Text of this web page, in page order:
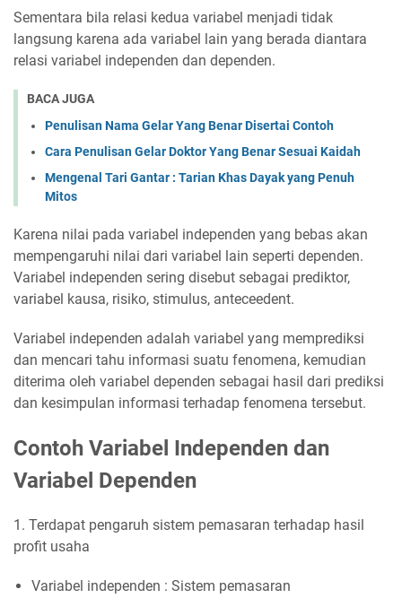
Sementara bila relasi kedua variabel menjadi tidak
langsung karena ada variabel lain yang berada diantara
relasi variabel independen dan dependen.
BACA JUGA
Penulisan Nama Gelar Yang Benar Disertai Contoh
Cara Penulisan Gelar Doktor Yang Benar Sesuai Kaidah
Mengenal Tari Gantar : Tarian Khas Dayak yang Penuh
Mitos
Karena nilai pada variabel independen yang bebas akan
mempengaruhi nilai dari variabel lain seperti dependen.
Variabel independen sering disebut sebagai prediktor,
variabel kausa, risiko, stimulus, anteceedent.
Variabel independen adalah variabel yang memprediksi
dan mencari tahu informasi suatu fenomena, kemudian
diterima oleh variabel dependen sebagai hasil dari prediksi
dan kesimpulan informasi terhadap fenomena tersebut.
Contoh Variabel Independen dan
Variabel Dependen
1. Terdapat pengaruh sistem pemasaran terhadap hasil
profit usaha
Variabel independen : Sistem pemasaran